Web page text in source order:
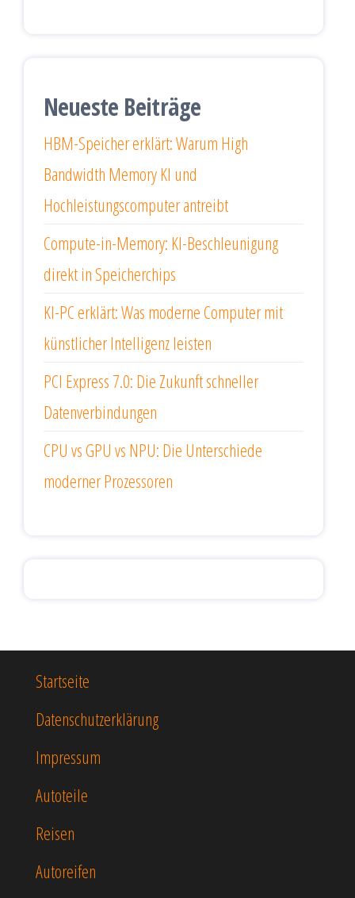
Neueste Beiträge
HBM-Speicher erklärt: Warum High
Bandwidth Memory KI und
Hochleistungscomputer antreibt
Compute-in-Memory: KI-Beschleunigung
direkt in Speicherchips
KI-PC erklärt: Was moderne Computer mit
künstlicher Intelligenz leisten
PCI Express 7.0: Die Zukunft schneller
Datenverbindungen
CPU vs GPU vs NPU: Die Unterschiede
moderner Prozessoren
Startseite
Datenschutzerklärung
Impressum
Autoteile
Reisen
Autoreifen